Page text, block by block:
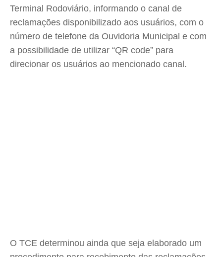
Terminal Rodoviário, informando o canal de
reclamações disponibilizado aos usuários, com o
número de telefone da Ouvidoria Municipal e com
a possibilidade de utilizar “QR code” para
direcionar os usuários ao mencionado canal.
O TCE determinou ainda que seja elaborado um